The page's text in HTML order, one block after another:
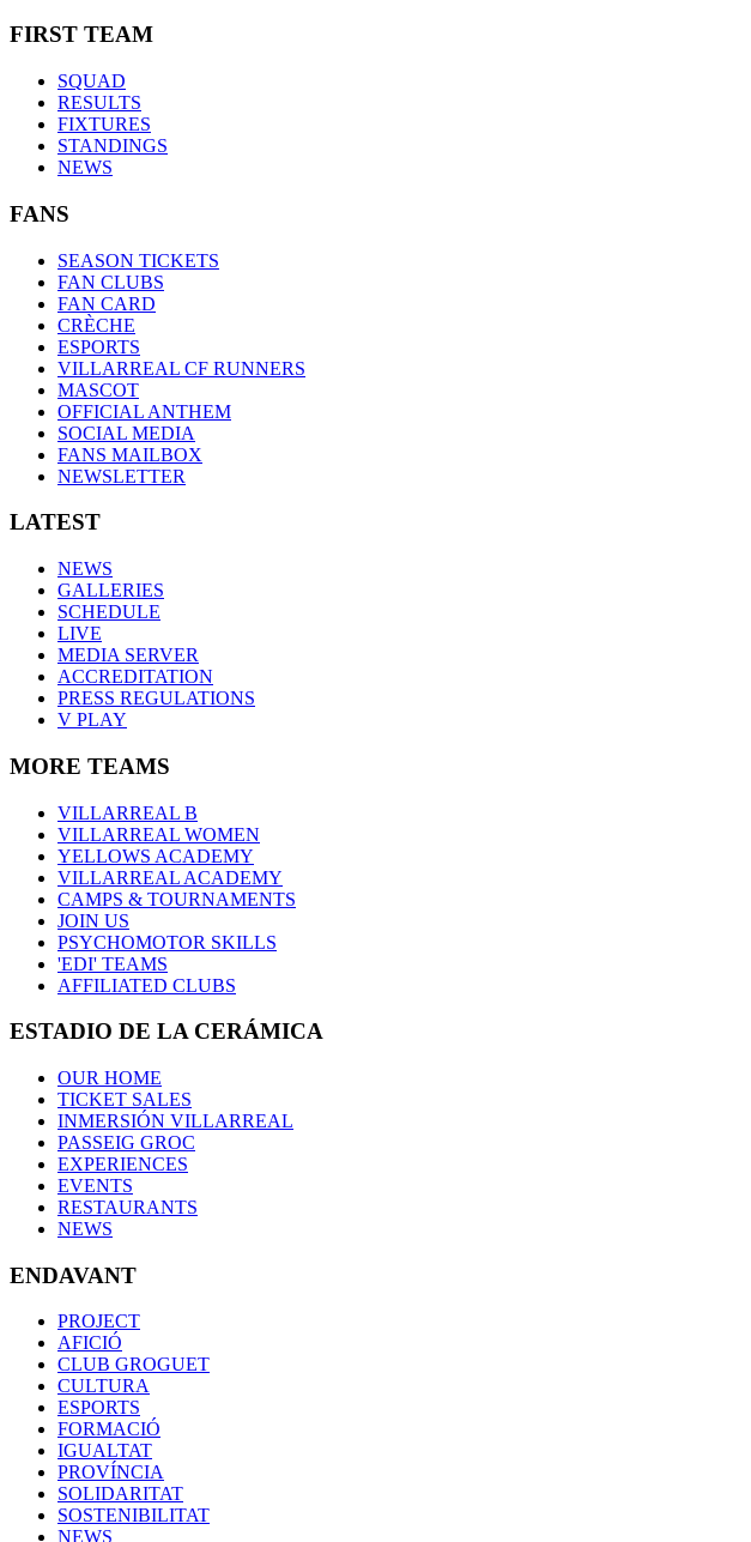
FIRST TEAM
SQUAD
RESULTS
FIXTURES
STANDINGS
NEWS
FANS
SEASON TICKETS
FAN CLUBS
FAN CARD
CRÈCHE
ESPORTS
VILLARREAL CF RUNNERS
MASCOT
OFFICIAL ANTHEM
SOCIAL MEDIA
FANS MAILBOX
NEWSLETTER
LATEST
NEWS
GALLERIES
SCHEDULE
LIVE
MEDIA SERVER
ACCREDITATION
PRESS REGULATIONS
V PLAY
MORE TEAMS
VILLARREAL B
VILLARREAL WOMEN
YELLOWS ACADEMY
VILLARREAL ACADEMY
CAMPS & TOURNAMENTS
JOIN US
PSYCHOMOTOR SKILLS
'EDI' TEAMS
AFFILIATED CLUBS
ESTADIO DE LA CERÁMICA
OUR HOME
TICKET SALES
INMERSIÓN VILLARREAL
PASSEIG GROC
EXPERIENCES
EVENTS
RESTAURANTS
NEWS
ENDAVANT
PROJECT
AFICIÓ
CLUB GROGUET
CULTURA
ESPORTS
FORMACIÓ
IGUALTAT
PROVÍNCIA
SOLIDARITAT
SOSTENIBILITAT
NEWS